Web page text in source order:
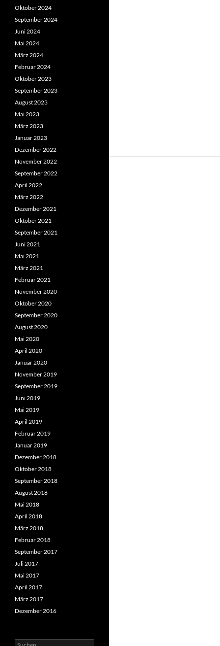
Oktober 2024
September 2024
Juni 2024
Mai 2024
März 2024
Februar 2024
Oktober 2023
September 2023
August 2023
Mai 2023
März 2023
Januar 2023
Dezember 2022
November 2022
September 2022
April 2022
März 2022
Dezember 2021
Oktober 2021
September 2021
Juni 2021
Mai 2021
März 2021
Februar 2021
November 2020
Oktober 2020
September 2020
August 2020
Mai 2020
April 2020
Januar 2020
November 2019
September 2019
Juni 2019
Mai 2019
April 2019
Februar 2019
Januar 2019
Dezember 2018
Oktober 2018
September 2018
August 2018
Mai 2018
April 2018
März 2018
Februar 2018
September 2017
Juli 2017
Mai 2017
April 2017
März 2017
Dezember 2016
Suchen